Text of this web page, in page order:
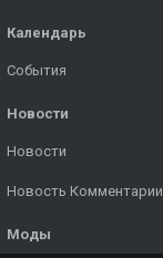
Календарь
События
Новости
Новости
Новость Комментарии
Моды